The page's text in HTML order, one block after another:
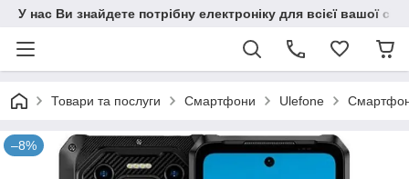
У нас Ви знайдете потрібну електроніку для всієї вашої
Товари та послуги Смартфони Ulefone
–8%